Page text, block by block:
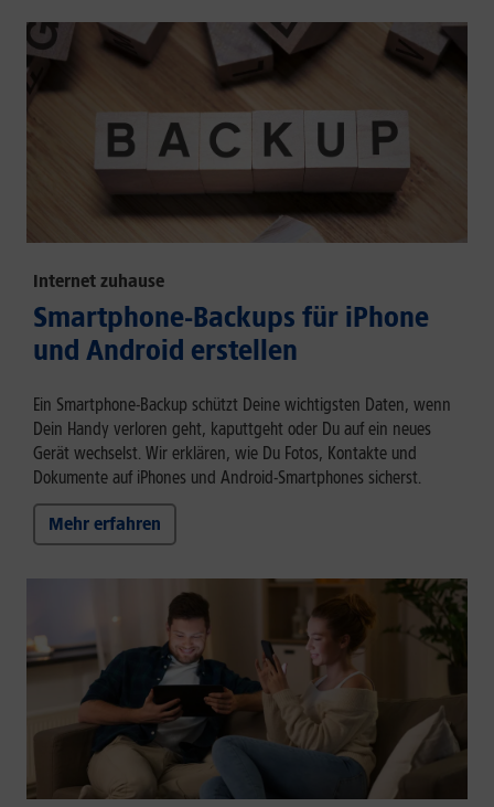
Internet zuhause
Smartphone-Backups für iPhone
und Android erstellen
Ein Smartphone-Backup schützt Deine wichtigsten Daten, wenn
Dein Handy verloren geht, kaputtgeht oder Du auf ein neues
Gerät wechselst. Wir erklären, wie Du Fotos, Kontakte und
Dokumente auf iPhones und Android-Smartphones sicherst.
Mehr erfahren